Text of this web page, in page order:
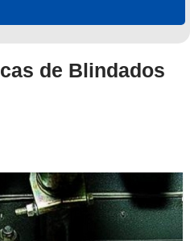
de Blindados